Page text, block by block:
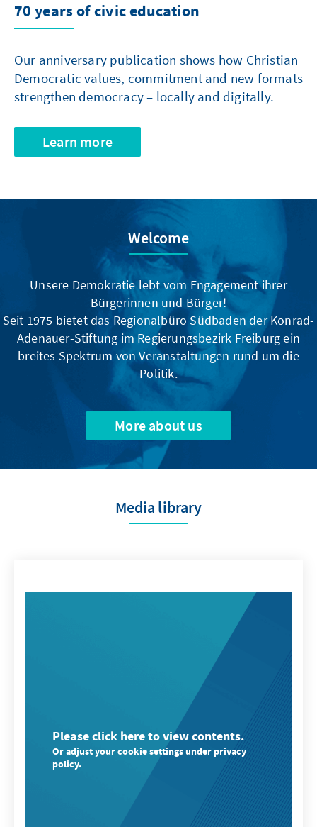
70 years of civic education
Our anniversary publication shows how Christian
Democratic values, commitment and new formats
strengthen democracy – locally and digitally.
Learn more
Welcome
Unsere Demokratie lebt vom Engagement ihrer
Bürgerinnen und Bürger!
Seit 1975 bietet das Regionalbüro Südbaden der Konrad-
Adenauer-Stiftung im Regierungsbezirk Freiburg ein
breites Spektrum von Veranstaltungen rund um die
Politik.
More about us
Media library
Please click here to view contents.
Or adjust your cookie settings under privacy
policy.